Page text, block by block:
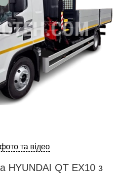
та відео
HYUNDAI QT EX10 з